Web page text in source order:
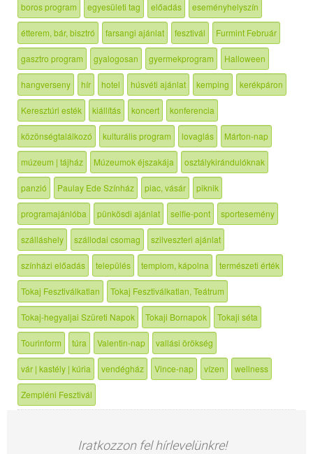
boros program egyesületi tag előadás eseményhelyszín
étterem, bár, bisztró farsangi ajánlat fesztivál Furmint Február
gasztro program gyalogosan gyermekprogram Halloween
hangverseny hír hotel húsvéti ajánlat kemping kerékpáron
Keresztúri esték kiállítás koncert konferencia
közönségtalálkozó kulturális program lovaglás Márton-nap
múzeum | tájház Múzeumok éjszakája osztálykirándulóknak
panzió Paulay Ede Színház piac, vásár piknik
programajánlóba pünkösdi ajánlat selfie-pont sportesemény
szálláshely szállodai csomag szilveszteri ajánlat
színházi előadás település templom, kápolna természeti érték
Tokaj Fesztiválkatlan Tokaj Fesztiválkatlan, Teátrum
Tokaj-hegyaljai Szüreti Napok Tokaji Bornapok Tokaji séta
Tourinform túra Valentin-nap vallási örökség
vár | kastély | kúria vendégház Vince-nap vízen wellness
Zempléni Fesztivál
Iratkozzon fel hírlevelünkre!